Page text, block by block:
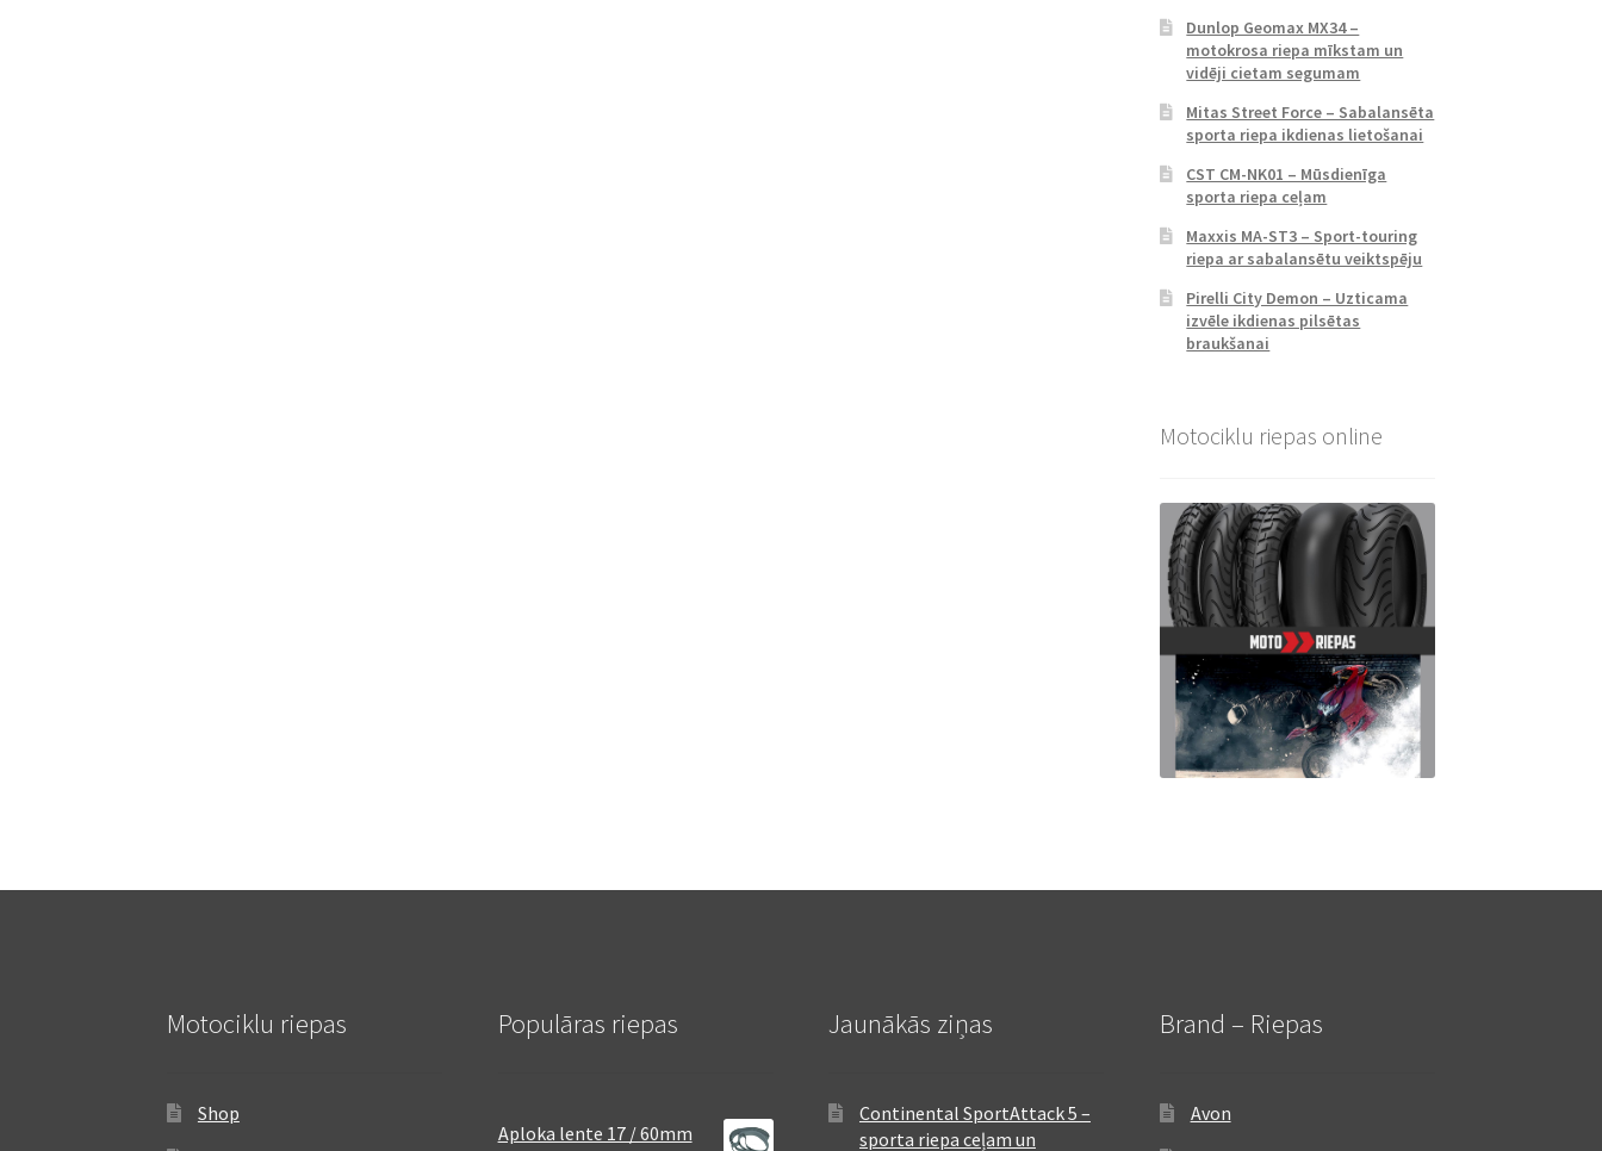
Dunlop Geomax MX34 –
motokrosa riepa mīkstam un
vidēji cietam segumam
Mitas Street Force – Sabalansēta
sporta riepa ikdienas lietošanai
CST CM-NK01 – Mūsdienīga
sporta riepa ceļam
Maxxis MA-ST3 – Sport-touring
riepa ar sabalansētu veiktspēju
Pirelli City Demon – Uzticama
izvēle ikdienas pilsētas
braukšanai
Motociklu riepas online
Motociklu riepas
Shop
Populāras riepas
Aploka lente 17 / 60mm
Jaunākās ziņas
Continental SportAttack 5 –
sporta riepa ceļam un
Brand – Riepas
Avon